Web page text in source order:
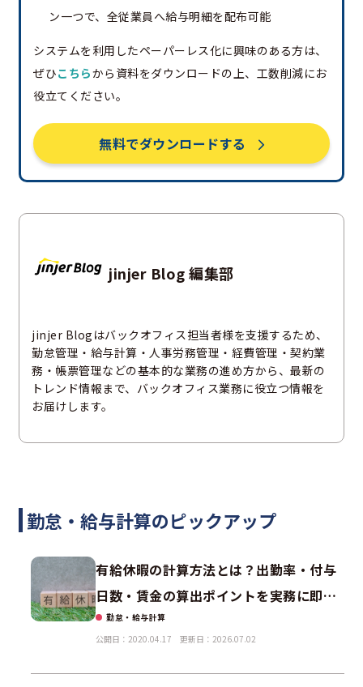
ン一つで、全従業員へ給与明細を配布可能
システムを利用したペーパーレス化に興味のある方は、
ぜひこちらから資料をダウンロードの上、工数削減にお
役立てください。
無料でダウンロードする
jinjer Blog 編集部
jinjer Blogはバックオフィス担当者様を支援するため、
勤怠管理・給与計算・人事労務管理・経費管理・契約業
務・帳票管理などの基本的な業務の進め方から、最新の
トレンド情報まで、バックオフィス業務に役立つ情報を
お届けします。
勤怠・給与計算のピックアップ
有給休暇の計算方法とは？出勤率・付与
日数・賃金の算出ポイントを実務に即し
て解説
勤怠・給与計算
公開日：2020.04.17
更新日：2026.07.02